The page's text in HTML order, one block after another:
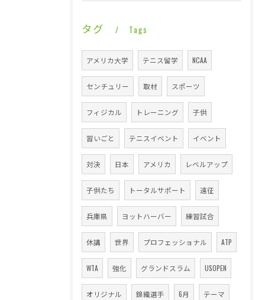
タグ Tags
アメリカ大学 テニス留学 NCAA
センチュリー 取材 スポーツ
フィジカル トレーニング 子供
習いごと テニスイベント イベント
対決 日本 アメリカ レベルアップ
子供たち トータルサポート 遠征
兵庫県 ヨットハーバー 練習試合
休講 世界 プロフェッショナル ATP
WTA 強化 グランドスラム USOPEN
オリジナル 錦織選手 6月 テーマ